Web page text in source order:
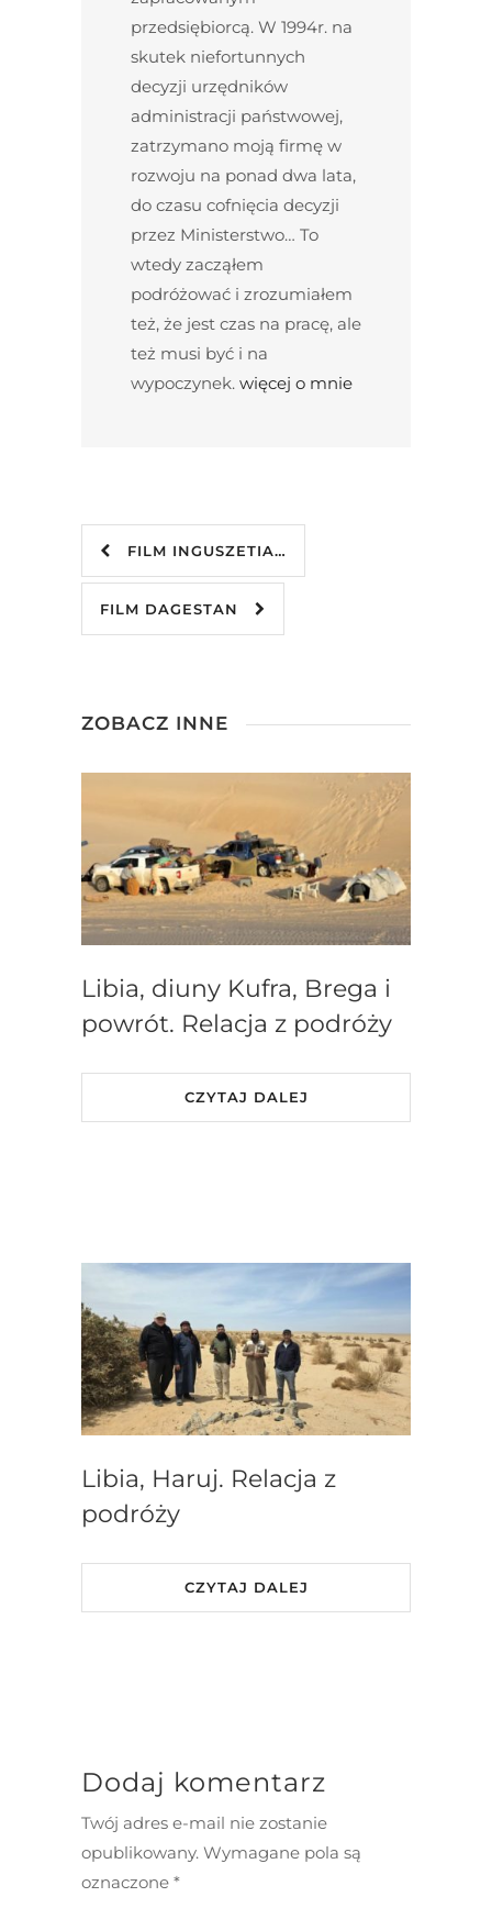
przedsiębiorcą. W 1994r. na
skutek niefortunnych
decyzji urzędników
administracji państwowej,
zatrzymano moją firmę w
rozwoju na ponad dwa lata,
do czasu cofnięcia decyzji
przez Ministerstwo… To
wtedy zacząłem
podróżować i zrozumiałem
też, że jest czas na pracę, ale
też musi być i na
wypoczynek. więcej o mnie
FILM INGUSZETIA…
FILM DAGESTAN
ZOBACZ INNE
Libia, diuny Kufra, Brega i
powrót. Relacja z podróży
CZYTAJ DALEJ
Libia, Haruj. Relacja z
podróży
CZYTAJ DALEJ
Dodaj komentarz
Twój adres e-mail nie zostanie
opublikowany. Wymagane pola są
oznaczone *